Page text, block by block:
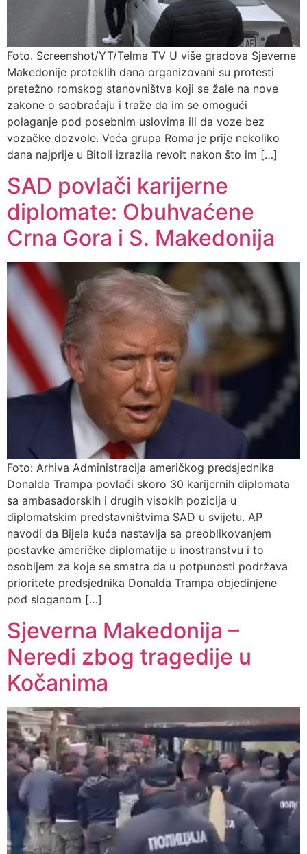
Foto. Screenshot/YT/Telma TV U više gradova Sjeverne
Makedonije proteklih dana organizovani su protesti
pretežno romskog stanovništva koji se žale na nove
zakone o saobraćaju i traže da im se omogući
polaganje pod posebnim uslovima ili da voze bez
vozačke dozvole. Veća grupa Roma je prije nekoliko
dana najprije u Bitoli izrazila revolt nakon što im […]
SAD povlači karijerne
diplomate: Obuhvaćene
Crna Gora i S. Makedonija
Foto: Arhiva Administracija američkog predsjednika
Donalda Trampa povlači skoro 30 karijernih diplomata
sa ambasadorskih i drugih visokih pozicija u
diplomatskim predstavništvima SAD u svijetu. AP
navodi da Bijela kuća nastavlja sa preoblikovanjem
postavke američke diplomatije u inostranstvu i to
osobljem za koje se smatra da u potpunosti podržava
prioritete predsjednika Donalda Trampa objedinjene
pod sloganom […]
Sjeverna Makedonija –
Neredi zbog tragedije u
Kočanima